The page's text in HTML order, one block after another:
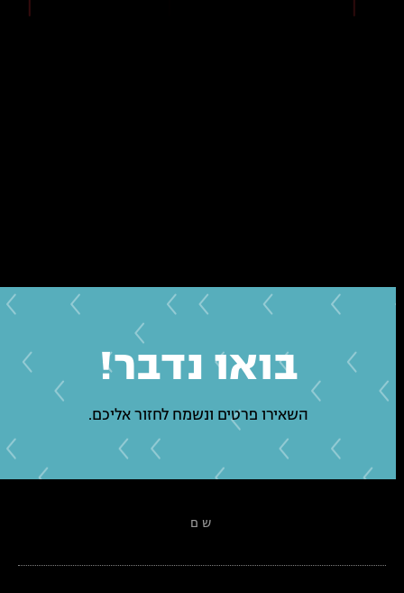
שם
בואו נדבר!
השאירו פרטים ונשמח לחזור אליכם.